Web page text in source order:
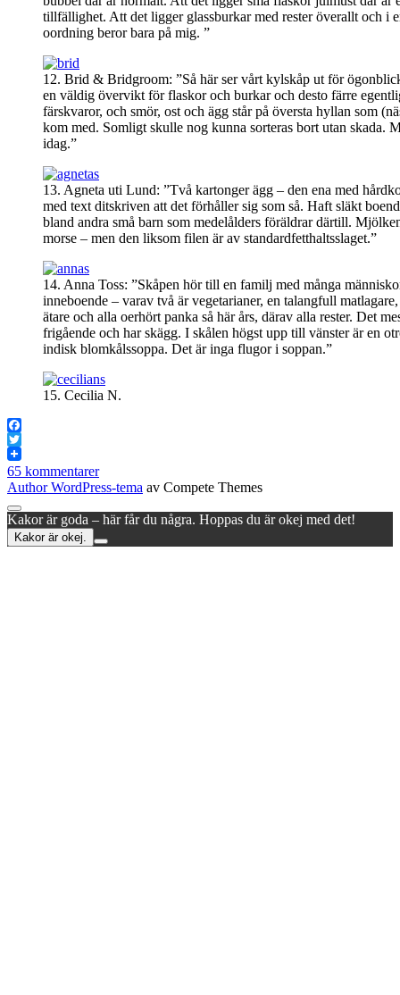
tillfällighet. Att det ligger glassburkar med rester överallt och i
oordning beror bara på mig. ”
12. Brid & Bridgroom: ”Så här ser vårt kylskåp ut för
en väldig övervikt för flaskor och burkar och desto färre
färskvaror, och smör, ost och ägg står på översta hyllan som
kom med. Somligt skulle nog kunna sorteras bort utan skada.
idag.”
13. Agneta uti Lund: ”Två kartonger ägg – den ena med
med text ditskriven att det förhåller sig som så. Haft släkt
bland andra små barn som medelålders föräldrar därtill.
morse – men den liksom filen är av standardfetthaltsslaget.”
14. Anna Toss: ”Skåpen hör till en familj med många
inneboende – varav två är vegetarianer, en talangfull
ätare och alla oerhört panka så här års, därav alla rester. Det
frigående och har skägg. I skålen högst upp till vänster är en
indisk blomkålssoppa. Det är inga flugor i soppan.”
15. Cecilia N.
Facebook
Twitter
65 kommentarer
Author WordPress-tema av Compete Themes
Rulla
till
toppen
Kakor är goda – här får du några. Hoppas du är okej med det!
Kakor är okej.